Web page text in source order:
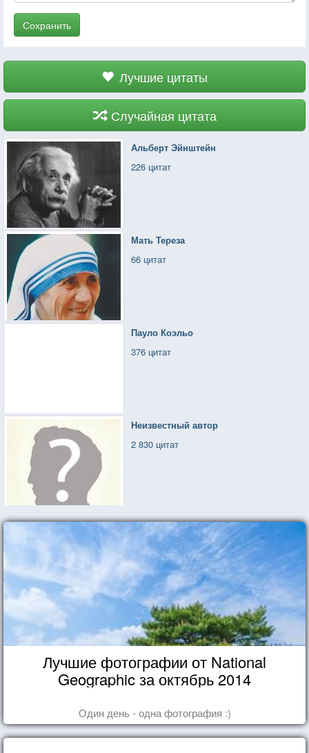
Сохранить
Лучшие цитаты
Случайная цитата
Альберт Эйнштейн
226 цитат
Мать Тереза
66 цитат
Пауло Коэльо
376 цитат
Неизвестный автор
2 830 цитат
Лучшие фотографии от National
Geographic за октябрь 2014
Один день - одна фотография :)